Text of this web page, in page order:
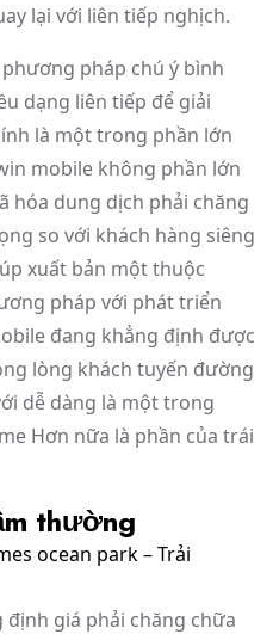
lại với liên tiếp nghịch.
pháp chú ý bình
dạng liên tiếp để giải
là một trong phần lớn
mobile không phần lớn
hóa dung dịch phải chăng
so với khách hàng siêng
xuất bản một thuộc
pháp với phát triển
đang khẳng định được
lòng khách tuyến đường
dễ dàng là một trong
Hơn nữa là phần của trái
thường
giá phải chăng chữa